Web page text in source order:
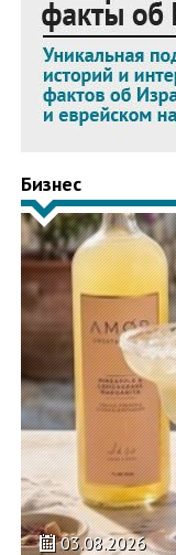
Бизнес
03.08.2026